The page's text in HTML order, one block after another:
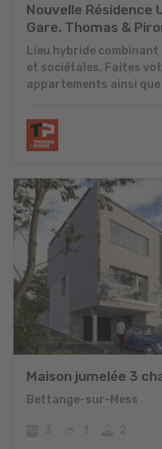
Nouvelle Résidence
Gare. Thomas &
Lieu hybride
et sociétales. Faites
appartements ainsi
Maison jumelée 3
Bettange-sur-Mess